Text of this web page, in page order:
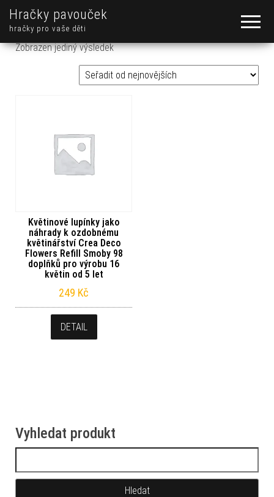
Hračky pavouček
hračky pro vaše děti
Zobrazen jediný výsledek
Květinové lupínky jako
náhrady k ozdobnému
květinářství Crea Deco
Flowers Refill Smoby 98
doplňků pro výrobu 16
květin od 5 let
249 Kč
DETAIL
Vyhledat produkt